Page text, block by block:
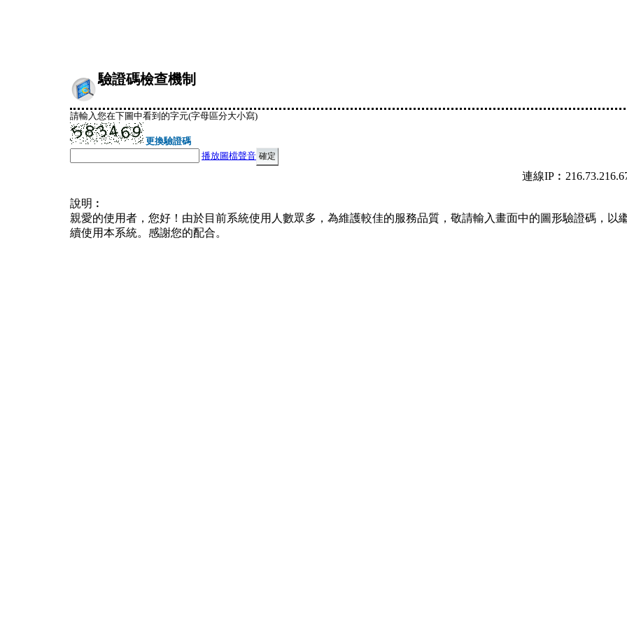
驗證碼檢查機制
請輸入您在下圖中看到的字元(字母區分大小寫)
更換驗證碼
播放圖檔聲音
連線
說明︰
親愛的使用者，您好！由於目前系統使用人數眾多，為維護較佳的服務品質，敬請輸入畫面中的圖形驗證碼，以
續使用本系統。感謝您的配合。